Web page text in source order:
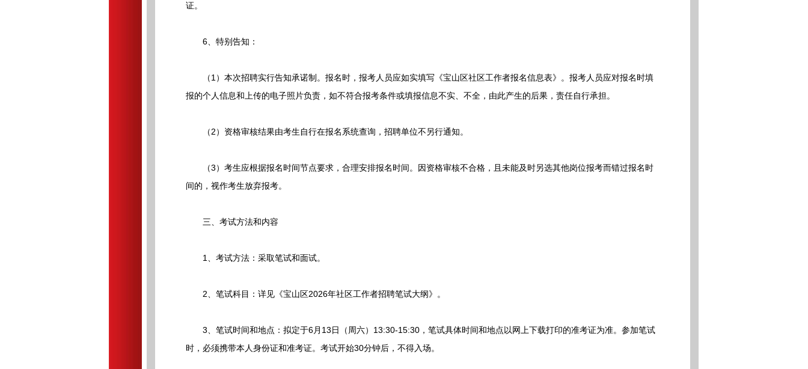
证。
6、特别告知：
（1）本次招聘实行告知承诺制。报名时，报考人员应如实填写《宝山区社区工作者报名信息表》。报考人员应对报名时填
报的个人信息和上传的电子照片负责，如不符合报考条件或填报信息不实、不全，由此产生的后果，责任自行承担。
（2）资格审核结果由考生自行在报名系统查询，招聘单位不另行通知。
（3）考生应根据报名时间节点要求，合理安排报名时间。因资格审核不合格，且未能及时另选其他岗位报考而错过报名时
间的，视作考生放弃报考。
三、考试方法和内容
1、考试方法：采取笔试和面试。
2、笔试科目：详见《宝山区2026年社区工作者招聘笔试大纲》。
3、笔试时间和地点：拟定于6月13日（周六）13:30-15:30，笔试具体时间和地点以网上下载打印的准考证为准。参加笔试
时，必须携带本人身份证和准考证。考试开始30分钟后，不得入场。